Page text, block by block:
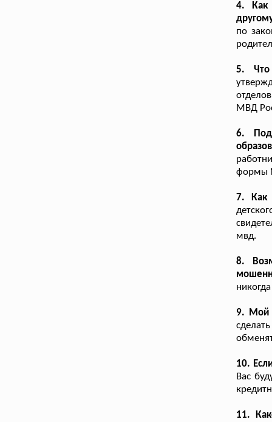
4. Как
по
5.
МВД
6.
формы
7. Как
мвд.
8.
9. Мой
10.
Вас
11.